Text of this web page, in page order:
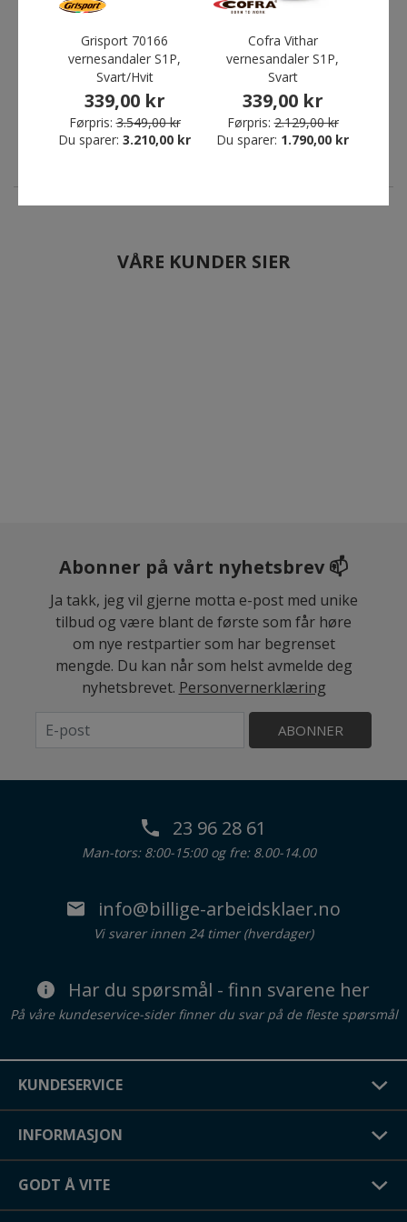
vernesandaler S1P, Svart
519,00 kr
Førpris: 3.369,00 kr
Du sparer:2.850,00 kr
vernesandaler S1P,
Svart/Hvit
339,00 kr
Førpris: 3.549,00 kr
Du sparer:3.210,00 kr
Grisport 70166
vernesandaler S1P,
Svart/Hvit
339,00 kr
Førpris: 3.549,00 kr
Du sparer: 3.210,00 kr
Cofra Vithar
vernesandaler S1P,
Svart
339,00 kr
Førpris: 2.129,00 kr
Du sparer: 1.790,00 kr
VÅRE KUNDER SIER
Abonner på vårt nyhetsbrev 📫
Ja takk, jeg vil gjerne motta e-post med unike
tilbud og være blant de første som får høre
om nye restpartier som har begrenset
mengde. Du kan når som helst avmelde deg
nyhetsbrevet. Personvernerklæring
ABONNER
23 96 28 61
Man-tors: 8:00-15:00 og fre: 8.00-14.00
info@billige-arbeidsklaer.no
Vi svarer innen 24 timer (hverdager)
Har du spørsmål - finn svarene her
På våre kundeservice-sider finner du svar på de fleste spørsmål
KUNDESERVICE
INFORMASJON
GODT Å VITE